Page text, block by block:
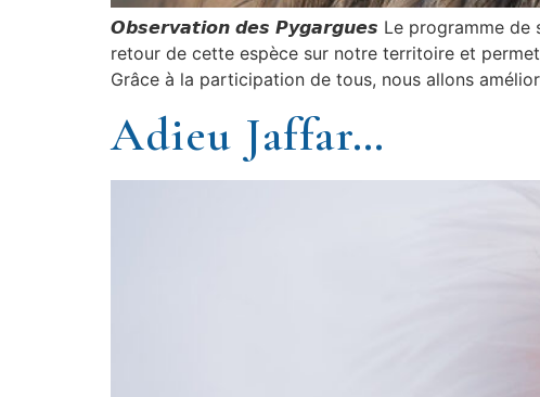
𝙊𝙗𝙨𝙚𝙧𝙫𝙖𝙩𝙞𝙤𝙣 𝙙𝙚𝙨 𝙋𝙮𝙜𝙖𝙧𝙜𝙪𝙚𝙨 Le programme de
retour de cette espèce sur notre territoire et
Grâce à la participation de tous, nous allons
Adieu Jaffar…